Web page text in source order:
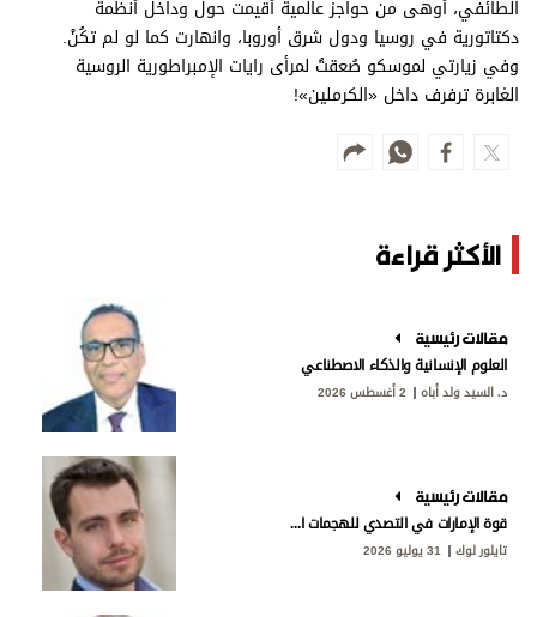
الطائفي، أوهى من حواجز عالمية أقيمت حول وداخل أنظمة
دكتاتورية في روسيا ودول شرق أوروبا، وانهارت كما لو لم تكُنْ.
وفي زيارتي لموسكو صُعقتُ لمرأى رايات الإمبراطورية الروسية
الغابرة ترفرف داخل «الكرملين»!
الأكثر قراءة
مقالات رئيسية
العلوم الإنسانية والذكاء الاصطناعي
د. السيد ولد أباه 2 أغسطس 2026
مقالات رئيسية
قوة الإمارات في التصدي للهجمات الإيرانية
تايلور لوك 31 يوليو 2026